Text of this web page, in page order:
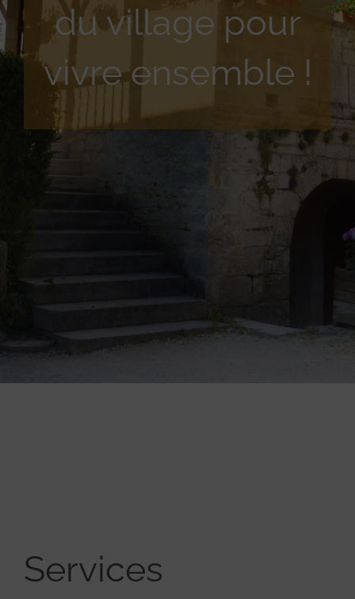
du village pour
vivre ensemble !
Services